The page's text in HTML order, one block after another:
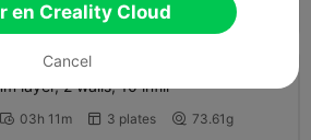
layer, 2 walls, 10 infill
 03h 11m  3 plates  73.61g
en Creality Cloud
Cancel